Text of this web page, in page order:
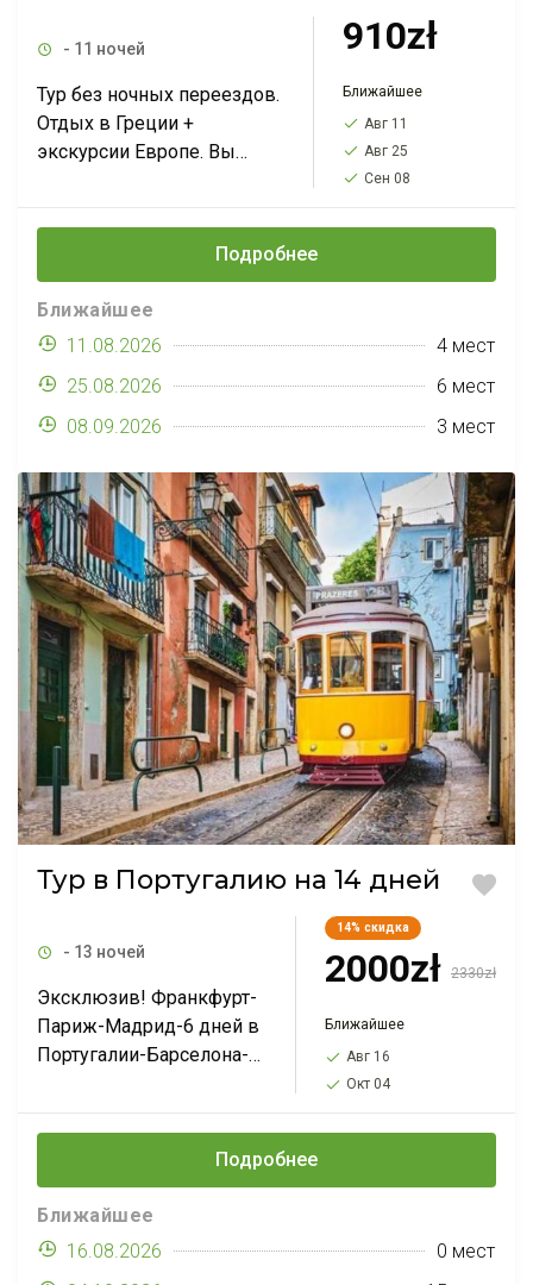
- 11 ночей
Тур без ночных переездов.
Отдых в Греции +
экскурсии Европе. Вы
в Греции, увидите Афины,
Метеоры, Олимп, остров
910zł
Ближайшее
Авг 11
Авг 25
Сен 08
Подробнее
Ближайшее
11.08.2026
4 мест
25.08.2026
6 мест
08.09.2026
3 мест
Тур в Португалию на 14 дней
- 13 ночей
Эксклюзив! Франкфурт-
Париж-Мадрид-6 дней в
Португалии-Барселона-
Увидим в Португалии:
Лиссабон, Порту, замок
Тамплиеров, Фатиму,
Рока, Кашкаиш,
Эшторил. Все это за 14
14% скидка
2000zł 2330zł
Ближайшее
Авг 16
Окт 04
Подробнее
Ближайшее
16.08.2026
0 мест